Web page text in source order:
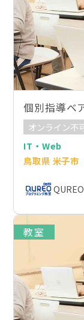
個別指導ベ
オンライン不
IT・Web
鳥取県 米子市
教室